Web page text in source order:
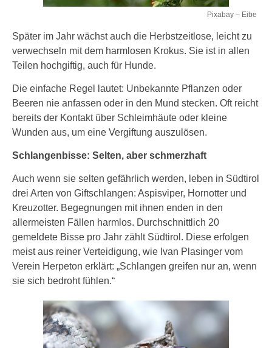
Pixabay – Eibe
Später im Jahr wächst auch die Herbstzeitlose, leicht zu
verwechseln mit dem harmlosen Krokus. Sie ist in allen
Teilen hochgiftig, auch für Hunde.
Die einfache Regel lautet: Unbekannte Pflanzen oder
Beeren nie anfassen oder in den Mund stecken. Oft reicht
bereits der Kontakt über Schleimhäute oder kleine
Wunden aus, um eine Vergiftung auszulösen.
Schlangenbisse: Selten, aber schmerzhaft
Auch wenn sie selten gefährlich werden, leben in Südtirol
drei Arten von Giftschlangen: Aspisviper, Hornotter und
Kreuzotter. Begegnungen mit ihnen enden in den
allermeisten Fällen harmlos. Durchschnittlich 20
gemeldete Bisse pro Jahr zählt Südtirol. Diese erfolgen
meist aus reiner Verteidigung, wie Ivan Plasinger vom
Verein Herpeton erklärt: „Schlangen greifen nur an, wenn
sie sich bedroht fühlen.“